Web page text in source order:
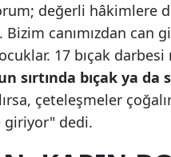
Van
değerli hâkimlere
canımızdan can
17 bıçak
sırtında bıçak ya da
çeteleşmeler
giriyor" dedi.